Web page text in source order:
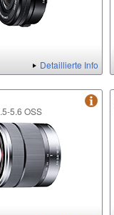
Detaillierte Info
5.6 OSS